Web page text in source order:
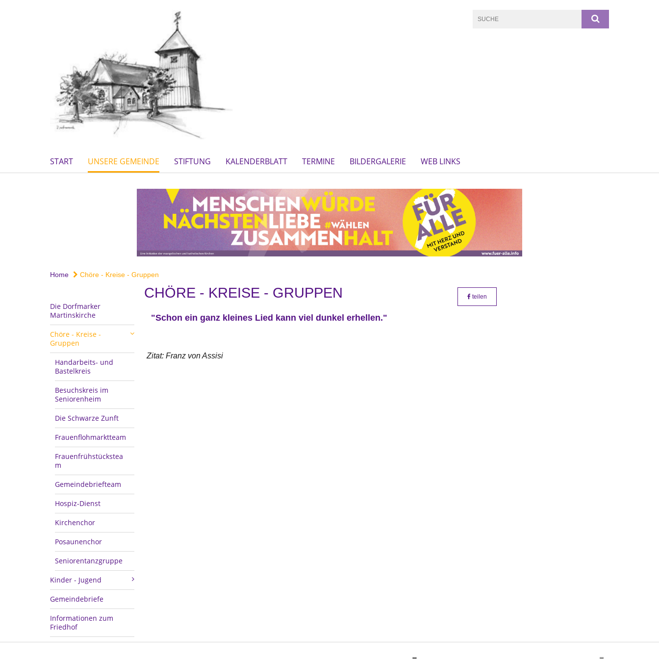
START UNSERE GEMEINDE STIFTUNG KALENDERBLATT TERMINE BILDERGALERIE WEB LINKS
Home Chöre - Kreise - Gruppen
Die Dorfmarker
Martinskirche
Chöre - Kreise -
Gruppen
Handarbeits- und
Bastelkreis
Besuchskreis im
Seniorenheim
Die Schwarze Zunft
Frauenflohmarktteam
Frauenfrühstückstea
m
Gemeindebriefteam
Hospiz-Dienst
Kirchenchor
Posaunenchor
Seniorentanzgruppe
Kinder - Jugend
Gemeindebriefe
Informationen zum
Friedhof
CHÖRE - KREISE - GRUPPEN teilen
"Schon ein ganz kleines Lied kann viel dunkel erhellen."
Zitat: Franz von Assisi